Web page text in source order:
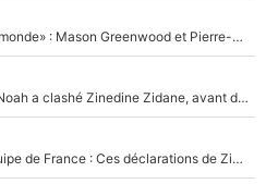
«La porte est ouverte pour tout le monde» : Mason Greenwood et Pierre-Emerick Aubameyang ont quitté l'OM, Amine Gouiri balance sur la suite du mercato et sur la réaction du vestiaire !
«Ça pue du c*l» : Quand Yannick Noah a clashé Zinedine Zidane, avant de se faire recadrer par le nouveau sélectionneur de l'équipe de France !
Michael Olise va se régaler en équipe de France : Ces déclarations de Zinedine Zidane qui prouvent qu'il va tout miser sur la star du Bayern Munich !